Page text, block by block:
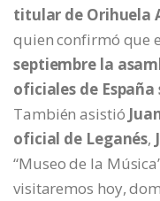
titular de Orihuela
quien confirmó que
septiembre la
oficiales de
También asistió
oficial de Leganés,
“Museo de la
visitaremos hoy,